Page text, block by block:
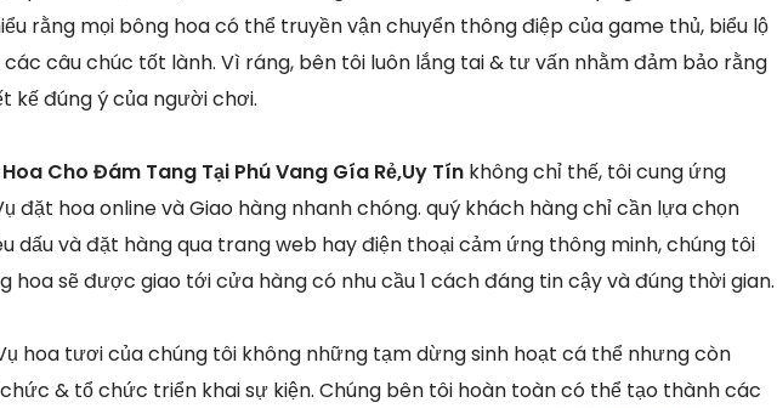
rằng mọi bông hoa có thể truyền vận chuyển thông điệp của game thủ, biểu lộ
câu chúc tốt lành. Vì ráng, bên tôi luôn lắng tai & tư vấn nhằm đảm bảo rằng
kế đúng ý của người chơi.
Cho Đám Tang Tại Phú Vang Gía Rẻ,Uy Tín không chỉ thế, tôi cung ứng
đặt hoa online và Giao hàng nhanh chóng. quý khách hàng chỉ cần lựa chọn
dấu và đặt hàng qua trang web hay điện thoại cảm ứng thông minh, chúng tôi
hoa sẽ được giao tới cửa hàng có nhu cầu 1 cách đáng tin cậy và đúng thời gian.
hoa tươi của chúng tôi không những tạm dừng sinh hoạt cá thể nhưng còn
& tổ chức triển khai sự kiện. Chúng bên tôi hoàn toàn có thể tạo thành các